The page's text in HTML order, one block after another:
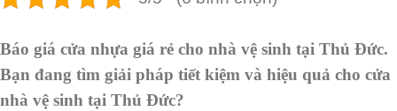
Báo giá cửa nhựa giá rẻ cho nhà vệ sinh tại Thủ Đức.
Bạn đang tìm giải pháp tiết kiệm và hiệu quả cho cửa
nhà vệ sinh tại Thủ Đức?